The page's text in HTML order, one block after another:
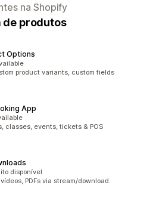
na Shopify
de produtos
Options
product variants, custom fields
App
classes, events, tickets & POS
disponível
PDFs via stream/download.